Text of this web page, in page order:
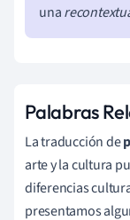
una
Palabras
La traducción de
arte y la cultura
diferencias
presentamos